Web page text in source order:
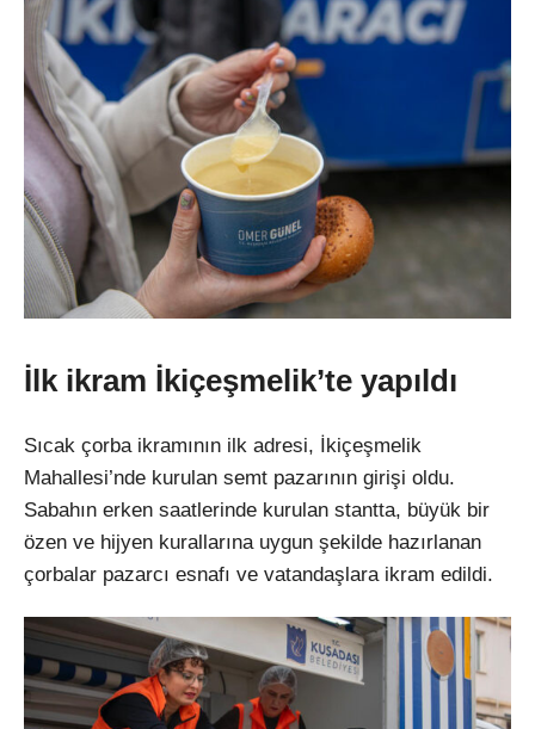
İlk ikram İkiçeşmelik’te yapıldı
Sıcak çorba ikramının ilk adresi, İkiçeşmelik
Mahallesi’nde kurulan semt pazarının girişi oldu.
Sabahın erken saatlerinde kurulan stantta, büyük bir
özen ve hijyen kurallarına uygun şekilde hazırlanan
çorbalar pazarcı esnafı ve vatandaşlara ikram edildi.